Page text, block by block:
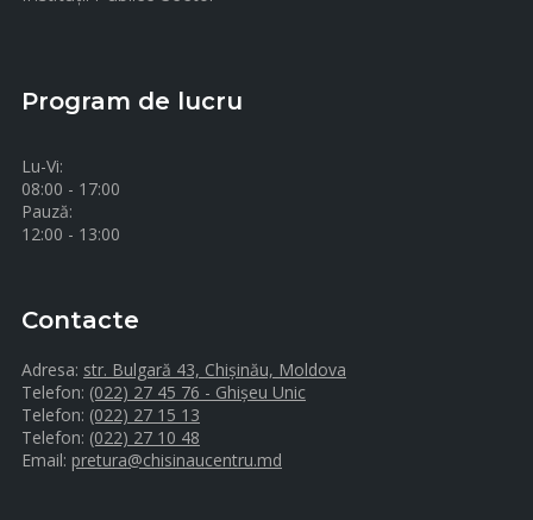
Program de lucru
Lu-Vi:
08:00 - 17:00
Pauză:
12:00 - 13:00
Contacte
Adresa: str. Bulgară 43, Chișinău, Moldova
Telefon: (022) 27 45 76 - Ghișeu Unic
Telefon: (022) 27 15 13
Telefon: (022) 27 10 48
Email: pretura@chisinaucentru.md